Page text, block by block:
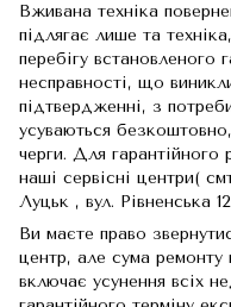
Вживана техніка
підлягає лише та
перебігу встановленого
несправності, що
підтвердженні, з
усуваються
черги. Для гарантійного
наші сервісні центри(
Луцьк , вул. Рівненська
Ви маєте право
центр, але сума ремонту
включає усунення всіх